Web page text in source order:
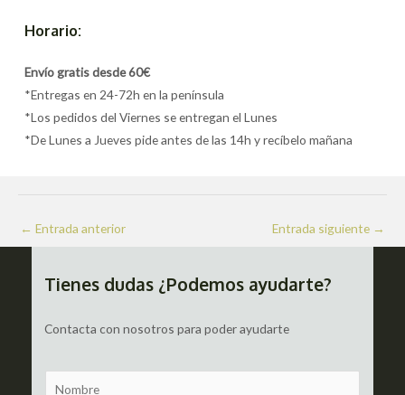
Horario:
Envío gratis desde 60€
*Entregas en 24-72h en la península
*Los pedidos del Viernes se entregan el Lunes
*De Lunes a Jueves pide antes de las 14h y recíbelo mañana
Navegación
de
← Entrada anterior Entrada siguiente →
Tienes dudas ¿Podemos ayudarte?
Contacta con nosotros para poder ayudarte